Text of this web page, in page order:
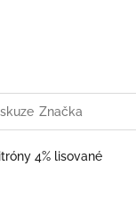
Značka
4% lisované